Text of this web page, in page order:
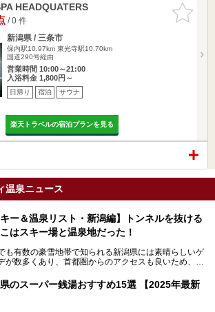
お気に入
りに追加
HEADQUATERS
/ 0 件
新潟県 / 三条市
保内駅10.97km 東光寺駅10.70km
国道290号経由
営業時間 10:00～21:00
入浴料金 1,800円～
日帰り 宿泊 サウナ
楽天トラベルの宿泊プランを見る
温泉ニュース
キー＆温泉リスト・新潟編】トンネルを抜ける
はスキー場と温泉地だった！
も有数の豪雪地帯で知られる新潟県には素晴らしいゲ
が数多くあり、首都圏からのアクセスも良いため、関
にわたって月岡、赤倉、松之山、燕、妙高、岩室など
古くは文豪にも愛された歴史ある老舗温泉地が多いこ
られています。
のスーパー銭湯おすすめ15選 【2025年最新